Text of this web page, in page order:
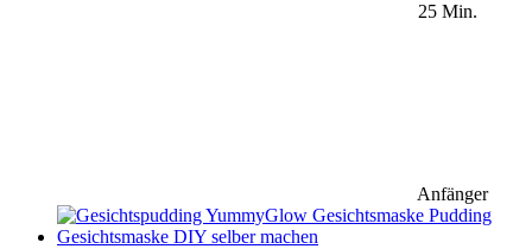
25 Min.
Anfänger